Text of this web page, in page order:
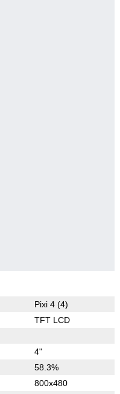
Pixi 4 (4)
TFT LCD
4"
58.3%
800x480